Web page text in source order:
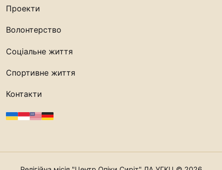
Проекти
Волонтерство
Соціальне життя
Спортивне життя
Контакти